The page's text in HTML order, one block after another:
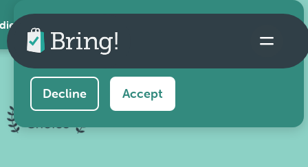
AppThis website uses cookies to ensure you get the
best experience on our website.
Decline Accept